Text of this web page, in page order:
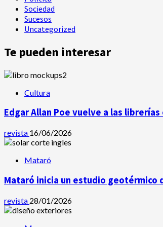
Sociedad
Sucesos
Uncategorized
Te pueden interesar
Cultura
Edgar Allan Poe vuelve a las
revista 16/06/2026
Mataró
Mataró inicia un estudio geotérmico
revista 28/01/2026